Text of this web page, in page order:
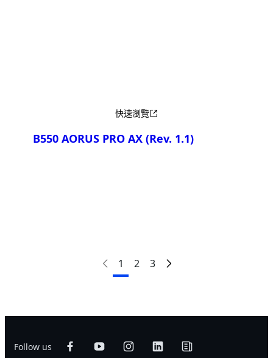
快速瀏覽
B550 AORUS PRO AX (Rev. 1.1)
1 2 3
Follow us